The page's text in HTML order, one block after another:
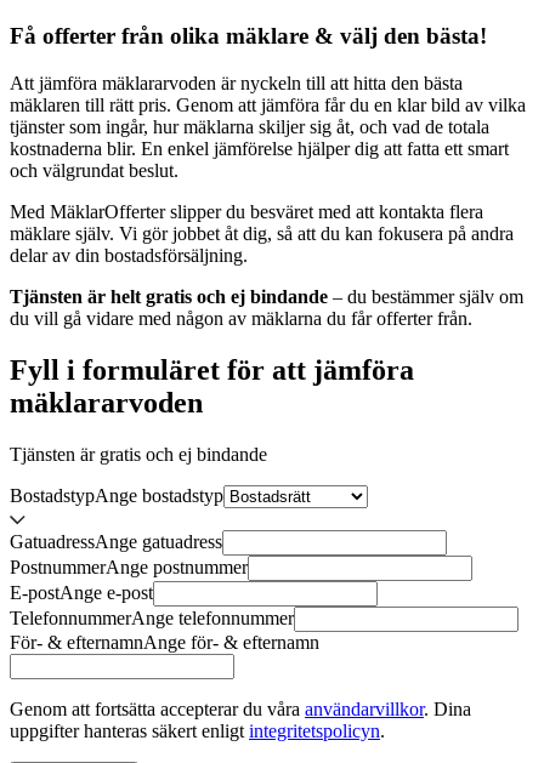
Få offerter från olika mäklare & välj den bästa!
Att jämföra mäklararvoden är nyckeln till att hitta den bästa
mäklaren till rätt pris. Genom att jämföra får du en klar bild av vilka
tjänster som ingår, hur mäklarna skiljer sig åt, och vad de totala
kostnaderna blir. En enkel jämförelse hjälper dig att fatta ett smart
och välgrundat beslut.
Med MäklarOfferter slipper du besväret med att kontakta flera
mäklare själv. Vi gör jobbet åt dig, så att du kan fokusera på andra
delar av din bostadsförsäljning.
Tjänsten är helt gratis och ej bindande – du bestämmer själv om
du vill gå vidare med någon av mäklarna du får offerter från.
Fyll i formuläret för att jämföra
mäklararvoden
Tjänsten är gratis och ej bindande
BostadstypAnge bostadstyp
GatuadressAnge gatuadress
PostnummerAnge postnummer
E-postAnge e-post
TelefonnummerAnge telefonnummer
För- & efternamnAnge för- & efternamn
Genom att fortsätta accepterar du våra användarvillkor. Dina
uppgifter hanteras säkert enligt integritetspolicyn.